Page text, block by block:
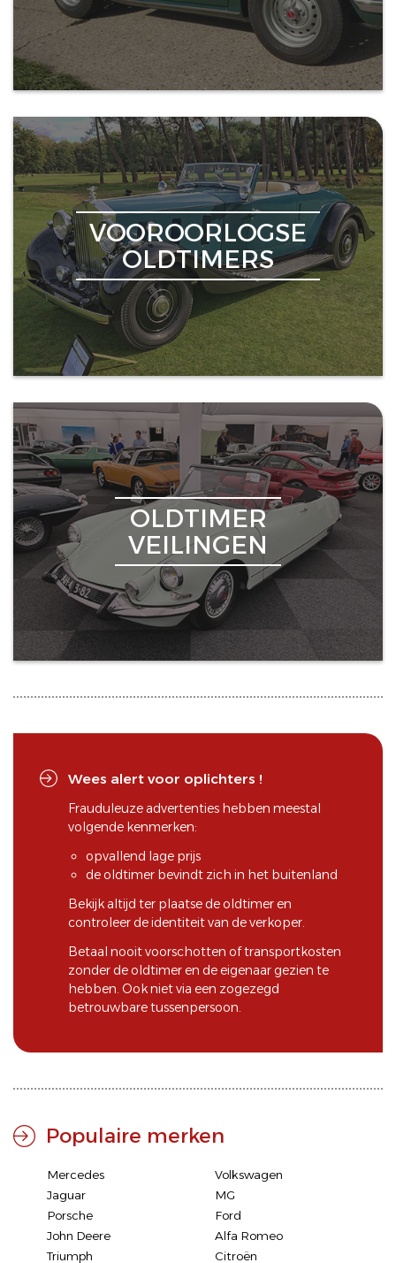
VOOROORLOGSE
OLDTIMERS
OLDTIMER
VEILINGEN
Wees alert voor oplichters !
Frauduleuze advertenties hebben meestal
volgende kenmerken:
opvallend lage prijs
de oldtimer bevindt zich in het buitenland
Bekijk altijd ter plaatse de oldtimer en
controleer de identiteit van de verkoper.
Betaal nooit voorschotten of transportkosten
zonder de oldtimer en de eigenaar gezien te
hebben. Ook niet via een zogezegd
betrouwbare tussenpersoon.
Populaire merken
Mercedes
Volkswagen
Jaguar
MG
Porsche
Ford
John Deere
Alfa Romeo
Triumph
Citroën